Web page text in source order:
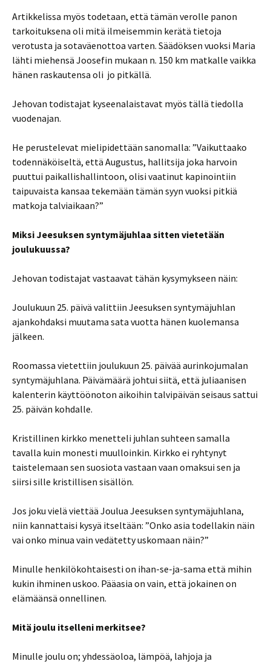
Artikkelissa myös todetaan, että tämän verolle panon
tarkoituksena oli mitä ilmeisemmin kerätä tietoja
verotusta ja sotaväenottoa varten. Säädöksen vuoksi Maria
lähti miehensä Joosefin mukaan n. 150 km matkalle vaikka
hänen raskautensa oli jo pitkällä.
Jehovan todistajat kyseenalaistavat myös tällä tiedolla
vuodenajan.
He perustelevat mielipidettään sanomalla: ”Vaikuttaako
todennäköiseltä, että Augustus, hallitsija joka harvoin
puuttui paikallishallintoon, olisi vaatinut kapinointiin
taipuvaista kansaa tekemään tämän syyn vuoksi pitkiä
matkoja talviaikaan?”
Miksi Jeesuksen syntymäjuhlaa sitten vietetään
joulukuussa?
Jehovan todistajat vastaavat tähän kysymykseen näin:
Joulukuun 25. päivä valittiin Jeesuksen syntymäjuhlan
ajankohdaksi muutama sata vuotta hänen kuolemansa
jälkeen.
Roomassa vietettiin joulukuun 25. päivää aurinkojumalan
syntymäjuhlana. Päivämäärä johtui siitä, että juliaanisen
kalenterin käyttöönoton aikoihin talvipäivän seisaus sattui
25. päivän kohdalle.
Kristillinen kirkko menetteli juhlan suhteen samalla
tavalla kuin monesti muulloinkin. Kirkko ei ryhtynyt
taistelemaan sen suosiota vastaan vaan omaksui sen ja
siirsi sille kristillisen sisällön.
Jos joku vielä viettää Joulua Jeesuksen syntymäjuhlana,
niin kannattaisi kysyä itseltään: ”Onko asia todellakin näin
vai onko minua vain vedätetty uskomaan näin?”
Minulle henkilökohtaisesti on ihan-se-ja-sama että mihin
kukin ihminen uskoo. Pääasia on vain, että jokainen on
elämäänsä onnellinen.
Mitä joulu itselleni merkitsee?
Minulle joulu on; yhdessäoloa, lämpöä, lahjoja ja